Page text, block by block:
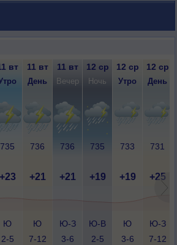
вт 11 вт 11 вт 12 ср 12 ср 12 ср
День Вечер Ночь Утро День
735 736 736 735 733 731
+23 +21 +21 +19 +19 +25
Ю
2-5
Ю
7-12
Ю-З
3-6
Ю-В
2-5
Ю
3-6
Ю-З
7-12